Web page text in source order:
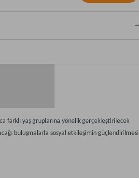
farklı yaş gruplarına yönelik gerçekleştirilecek
buluşmalarla sosyal etkileşimin güçlendirilmesi